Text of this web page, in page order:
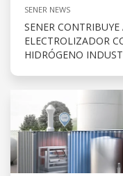
SENER NEWS
SENER
ELECTROLIZADOR
HIDRÓGENO